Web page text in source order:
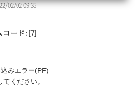
02/02 09:35
コード:[7]
みエラー(PF)
ください。
about you with our partners.
your cookie settings on our